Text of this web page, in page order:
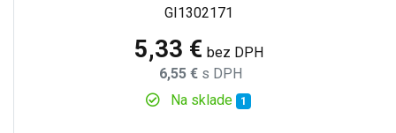
GI1302171
5,33 € bez DPH
6,55 € s DPH
Na sklade 1